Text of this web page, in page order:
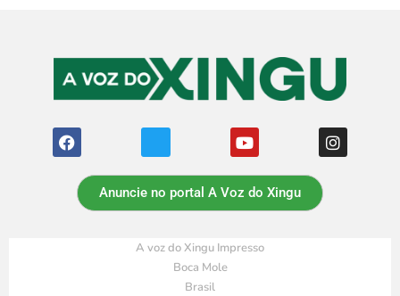
Anuncie no portal A Voz do Xingu
A voz do Xingu Impresso
Boca Mole
Brasil